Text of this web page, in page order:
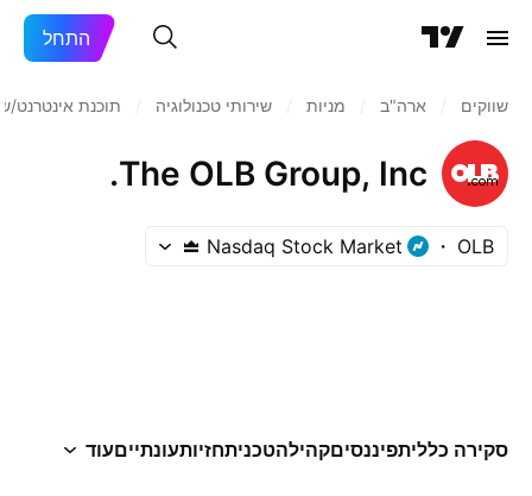
התחל
שווקים ארה"ב‏ מניות‏ שירותי טכנולוגיה תוכנת אינטרנט/
The OLB Group, Inc.
OLB
Nasdaq Stock Market
סקירה כלליתפיננסיםקהילהטכניתחזיותעונתייםעוד